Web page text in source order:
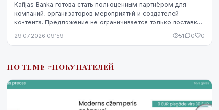
Kafijas Banka готова стать полноценным партнёром для
компаний, организаторов мероприятий и создателей
контента. Предложение не ограничивается только поставкой
29.07.2026 09:59 51 0 0
ПО ТЕМЕ #ПОКУПАТЕЛЕЙ